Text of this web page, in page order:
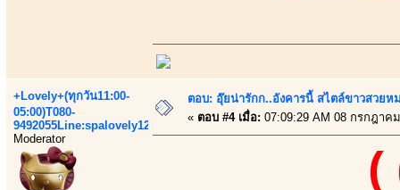
+Lovely+(ทุกวัน11:00-
05:00)T080-
9492055Line:spalovely123
Moderator
ตอบ: อุ๊ยน่ารักก..อังคารนี้ สไตล์ขาวสวยห
« ตอบ #4 เมื่อ: 07:09:29 AM 08 กรกฎาค